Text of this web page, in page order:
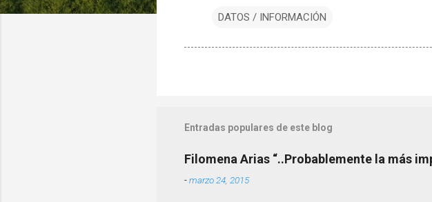
DATOS / INFORMACIÓN
Entradas populares de este blog
Filomena Arias “..Probablemente la más
-marzo 24, 2015